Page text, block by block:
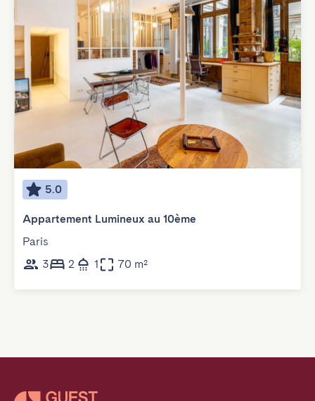
5.0
Appartement Lumineux au 10ème
Paris
3
2 1 70 m²